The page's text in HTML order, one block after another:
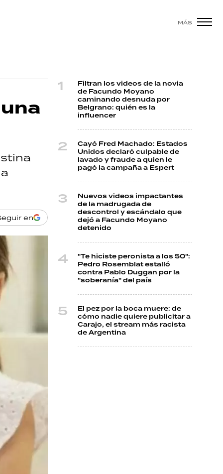
MÁS
en
Filtran los videos de la novia
de Facundo Moyano
caminando desnuda por
Belgrano: quién es la
influencer
Cayó Fred Machado: Estados
Unidos declaró culpable de
lavado y fraude a quien le
pagó la campaña a Espert
Nuevos videos impactantes
de la madrugada de
descontrol y escándalo que
dejó a Facundo Moyano
detenido
"Te hiciste peronista a los 50":
Pedro Rosemblat estalló
contra Pablo Duggan por la
"soberanía" del país
El pez por la boca muere: de
cómo nadie quiere publicitar a
Carajo, el stream más racista
de Argentina